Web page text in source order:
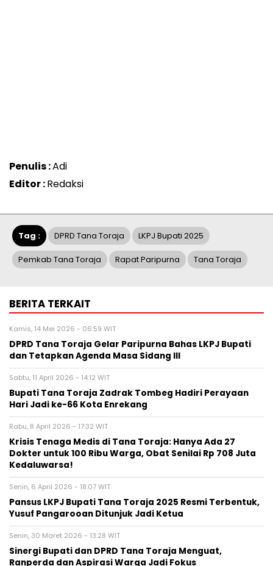
Penulis :Adi
Editor :Redaksi
Tag : DPRD Tana Toraja LKPJ Bupati 2025
Pemkab Tana Toraja Rapat Paripurna Tana Toraja
BERITA TERKAIT
Kamis, 14 Mei 2026 - 06:59 WIT
DPRD Tana Toraja Gelar Paripurna Bahas LKPJ Bupati
dan Tetapkan Agenda Masa Sidang III
Sabtu, 11 April 2026 - 14:12 WIT
Bupati Tana Toraja Zadrak Tombeg Hadiri Perayaan
Hari Jadi ke-66 Kota Enrekang
Rabu, 8 April 2026 - 17:32 WIT
Krisis Tenaga Medis di Tana Toraja: Hanya Ada 27
Dokter untuk 100 Ribu Warga, Obat Senilai Rp 708 Juta
Kedaluwarsa!
Senin, 6 April 2026 - 18:07 WIT
Pansus LKPJ Bupati Tana Toraja 2025 Resmi Terbentuk,
Yusuf Pangarooan Ditunjuk Jadi Ketua
Senin, 30 Maret 2026 - 13:28 WIT
Sinergi Bupati dan DPRD Tana Toraja Menguat,
Ranperda dan Aspirasi Warga Jadi Fokus